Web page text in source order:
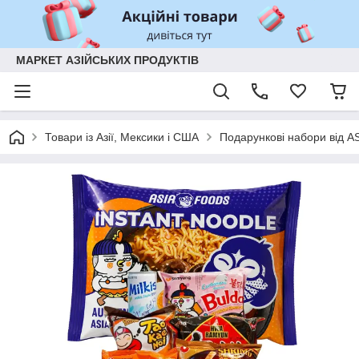
МАРКЕТ АЗІЙСЬКИХ ПРОДУКТІВ
Товари із Азії, Мексики і США Подарункові набори від